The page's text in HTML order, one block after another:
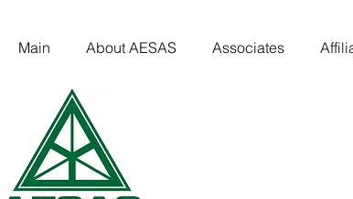
Main About AESAS Associates